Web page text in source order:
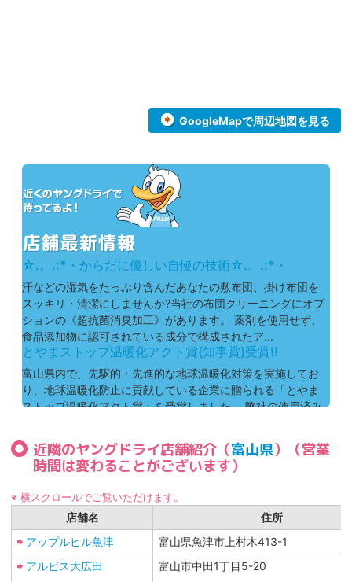
GoogleMapで周辺地図を見る
☆.。.:*・からだに優しい自慢の技術☆.。.:*・
汗などの湿気をたっぷり含んだあなたの敷布団、掛け布団を
スッキリ・清潔にしませんか?当社の布団クリーニングにオプ
ションの《超抗菌消臭加工》があります。 薬剤を使用せず、
食品添加物に認可されている成分で構成されたア...
とやまストップ温暖化アクト賞(知事賞)受賞!!
富山県内で、先駆的・先進的な地球温暖化対策を実施してお
り、地球温暖化防止に貢献している企業に贈られる「とやま
ストップ温暖化アクト賞」を受賞しました。 弊社の使用済み
近隣のヤングドライ店舗紹介（富山県）（営業
時間は変わることがございます）
※ 横スクロールでご覧いただけます。
店舗名
住所
アップルヒル魚津
富山県魚津市上村木413-1
アルビス大広田
富山市中田1丁目5-20